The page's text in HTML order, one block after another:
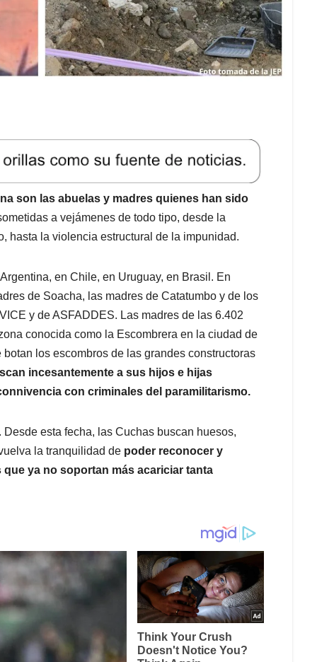
son las abuelas y madres quienes han sido
a vejámenes de todo tipo, desde la
hasta la violencia estructural de la impunidad.
en Chile, en Uruguay, en Brasil. En
de Soacha, las madres de Catatumbo y de los
y de ASFADDES. Las madres de las 6.402
conocida como la Escombrera en la ciudad de
los escombros de las grandes constructoras
incesantemente a sus hijos e hijas
con criminales del paramilitarismo.
esta fecha, las Cuchas buscan huesos,
la tranquilidad de poder reconocer y
ya no soportan más acariciar tanta